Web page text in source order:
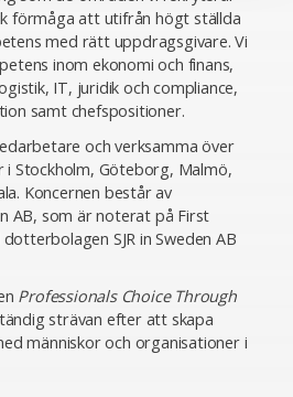
förmåga att utifrån högt ställda
med rätt uppdragsgivare. Vi
inom ekonomi och finans,
IT, juridik och compliance,
samt chefspositioner.
och verksamma över
i Stockholm, Göteborg, Malmö,
Koncernen består av
AB, som är noterat på First
SJR in Sweden AB
Professionals Choice Through
strävan efter att skapa
människor och organisationer i